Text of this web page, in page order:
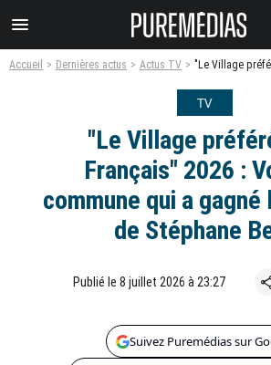
menu
Accueil Dernières actus Actus TV "Le Village préféré des Français"
TV
"Le Village
Français" 2026 :
commune qui a gagné
de Stéphane
Publié le 8 juillet 2026 à 23:27
Suivez Puremédias sur